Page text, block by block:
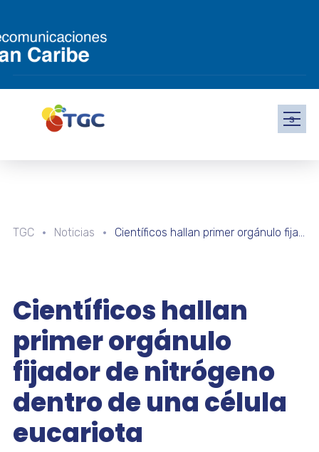
s
TGC Noticias Científicos hallan primer orgánulo fijador de nitrógeno dentro de una célula eucariota
Científicos hallan
primer orgánulo
fijador de nitrógeno
dentro de una célula
eucariota